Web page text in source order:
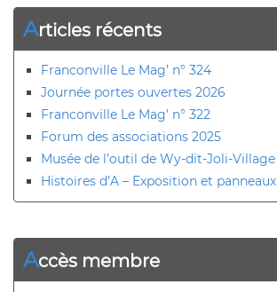
Articles récents
Franconville Le Mag’ n° 324
Journée portes ouvertes 2026
Franconville Le Mag’ n° 322
Forum des associations 2025
Musée de l’outil de Wy-dit-Joli-Village
Histoires d’A – Exposition et panneaux
Accès membre